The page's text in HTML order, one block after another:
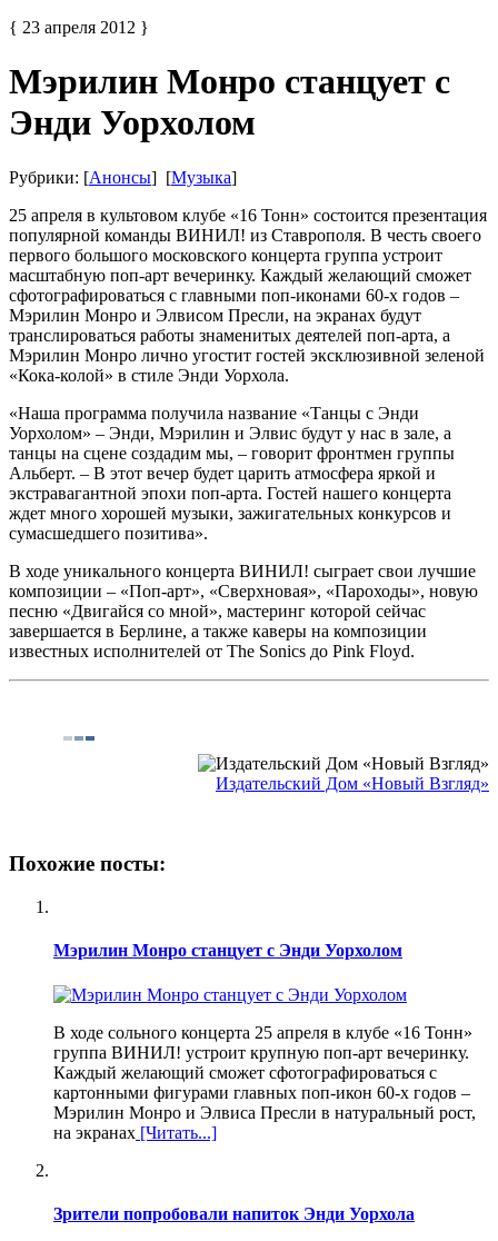
{ 23 апреля 2012 }
Мэрилин Монро станцует с
Энди Уорхолом
Рубрики: [Анонсы] [Музыка]
25 апреля в культовом клубе «16 Тонн» состоится презентация
популярной команды ВИНИЛ! из Ставрополя. В честь своего
первого большого московского концерта группа устроит
масштабную поп-арт вечеринку. Каждый желающий сможет
сфотографироваться с главными поп-иконами 60-х годов –
Мэрилин Монро и Элвисом Пресли, на экранах будут
транслироваться работы знаменитых деятелей поп-арта, а
Мэрилин Монро лично угостит гостей эксклюзивной зеленой
«Кока-колой» в стиле Энди Уорхола.
«Наша программа получила название «Танцы с Энди
Уорхолом» – Энди, Мэрилин и Элвис будут у нас в зале, а
танцы на сцене создадим мы, – говорит фронтмен группы
Альберт. – В этот вечер будет царить атмосфера яркой и
экстравагантной эпохи поп-арта. Гостей нашего концерта
ждет много хорошей музыки, зажигательных конкурсов и
сумасшедшего позитива».
В ходе уникального концерта ВИНИЛ! сыграет свои лучшие
композиции – «Поп-арт», «Сверхновая», «Пароходы», новую
песню «Двигайся со мной», мастеринг которой сейчас
завершается в Берлине, а также каверы на композиции
известных исполнителей от The Sonics до Pink Floyd.
Издательский Дом «Новый Взгляд»
Похожие посты:
Мэрилин Монро станцует с Энди Уорхолом
В ходе сольного концерта 25 апреля в клубе «16 Тонн»
группа ВИНИЛ! устроит крупную поп-арт вечеринку.
Каждый желающий сможет сфотографироваться с
картонными фигурами главных поп-икон 60-х годов –
Мэрилин Монро и Элвиса Пресли в натуральный рост,
на экранах [Читать...]
Зрители попробовали напиток Энди Уорхола